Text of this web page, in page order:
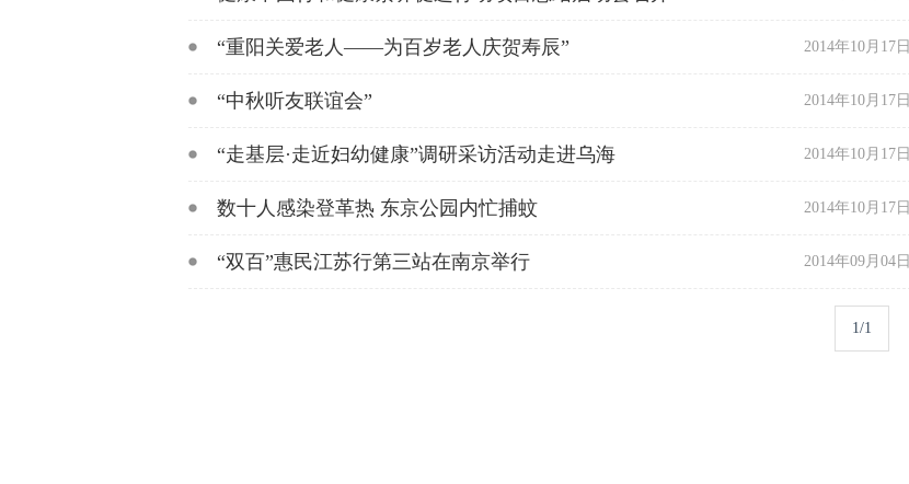
2014年10月17日
“重阳关爱老人——为百岁老人庆贺寿辰”
2014年10月17日
“中秋听友联谊会”
2014年10月17日
“走基层·走近妇幼健康”调研采访活动走进乌海
2014年10月17日
数十人感染登革热 东京公园内忙捕蚊
2014年09月04日
“双百”惠民江苏行第三站在南京举行
1/1